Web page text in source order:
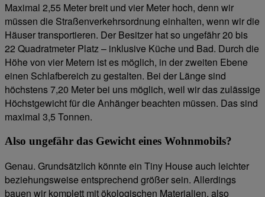
Maximal 2,55 Meter breit und vier Meter hoch, denn wir
müssen die Straßenverkehrsordnung einhalten, wenn wir die
Häuser transportieren. Der Besitzer hat so ungefähr 20 bis
22 Quadratmeter Platz – inklusive Küche und Bad. Durch die
Höhe von vier Metern ist es möglich, in der zweiten Ebene
einen Schlafbereich zu gestalten. Bei der Länge sind
höchstens 7,20 Meter bei uns möglich, weil wir das zulässige
Höchstgewicht für die Anhänger beachten müssen. Das sind
maximal 3,5 Tonnen.
Also ungefähr das Gewicht eines Wohnmobils?
Genau. Grundsätzlich könnte ein Tiny House auch leichter
beziehungsweise entsprechend größer sein. Allerdings
bauen wir komplett mit ökologischen Materialien, also